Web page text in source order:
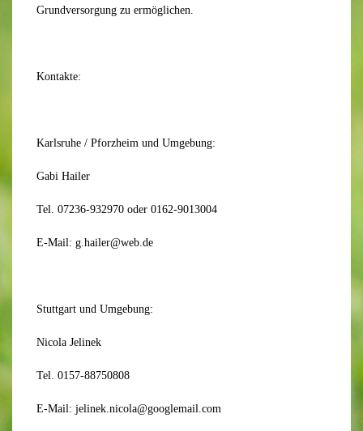
Grundversorgung zu ermöglichen.
Kontakte:
Karlsruhe / Pforzheim und Umgebung:
Gabi Hailer
Tel. 07236-932970 oder 0162-9013004
E-Mail: g.hailer@web.de
Stuttgart und Umgebung:
Nicola Jelinek
Tel. 0157-88750808
E-Mail: jelinek.nicola@googlemail.com